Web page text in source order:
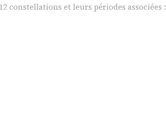
constellations et leurs périodes associées :